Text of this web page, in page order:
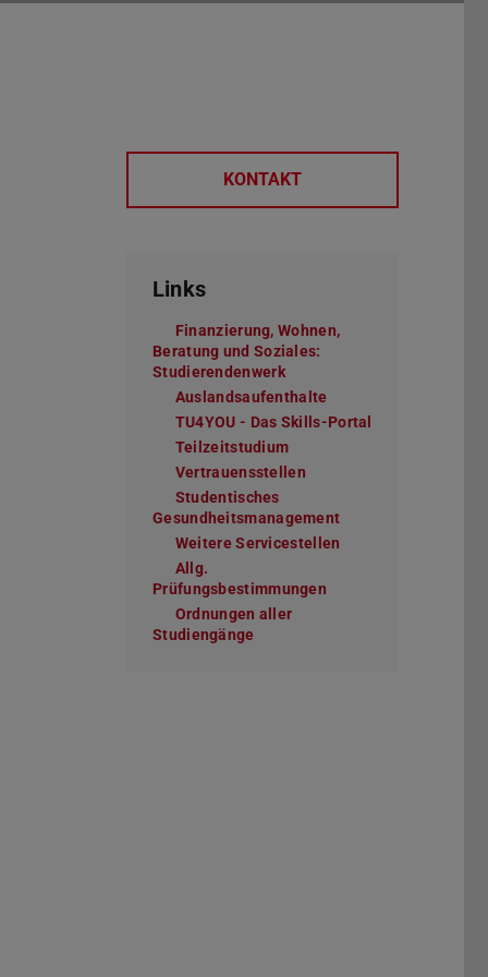
KONTAKT
Links
Finanzierung, Wohnen,
Beratung und Soziales:
Studierendenwerk
Auslandsaufenthalte
TU4YOU - Das Skills-Portal
Teilzeitstudium
Vertrauensstellen
Studentisches
Gesundheitsmanagement
Weitere Servicestellen
Allg.
Prüfungsbestimmungen
Ordnungen aller
Studiengänge